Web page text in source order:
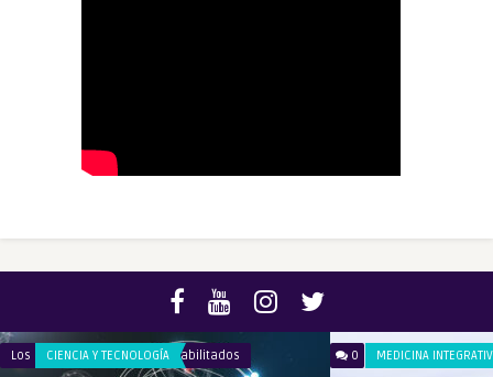
Los comentarios están deshabilitados
CIENCIA Y TECNOLOGÍA 0 MEDICINA